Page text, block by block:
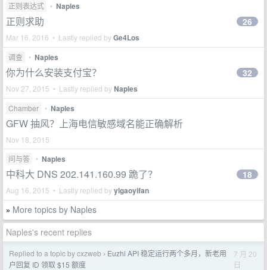
正则表达式 • Naples
正则求助
Mar 16, 2016 • Lastly replied byGe4Los
26
调查 • Naples
你为什么安装支付宝？
Nov 27, 2015 • Lastly replied byNaples
32
Chamber • Naples
GFW 抽风？上海电信敏感域名能正确解析
Nov 18, 2015
问与答
• Naples
中科大 DNS 202.141.160.99 跪了？
Aug 16, 2015 • Lastly replied byylgaoyifan
18
» More topics by Naples
Naples's recent replies
Replied to a topic by cxzweb › Euzhi API 稳定运行两个多月，新老用
户回复 ID 领取 $15 额度
7 月 20
日